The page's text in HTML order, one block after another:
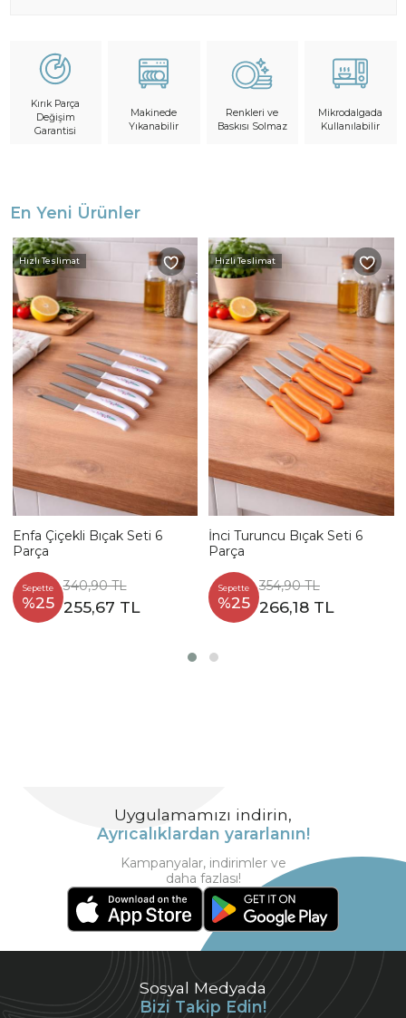
Kırık Parça
Değişim
Garantisi
Makinede
Yıkanabilir
Renkleri ve
Baskısı Solmaz
Mikrodalgada
Kullanılabilir
En Yeni Ürünler
Hızlı Teslimat
Enfa Çiçekli Bıçak Seti 6
Parça
Sepette
%25
340,90 TL
255,67 TL
Hızlı Teslimat
İnci Turuncu Bıçak Seti 6
Parça
Sepette
%25
354,90 TL
266,18 TL
Sosyal Medyada
Bizi Takip Edin!
Uygulamamızı indirin,
Ayrıcalıklardan yararlanın!
Kampanyalar, indirimler ve
daha fazlası!